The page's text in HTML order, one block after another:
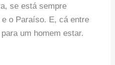
se está sempre
o Paraíso. E, cá entre
um homem estar.